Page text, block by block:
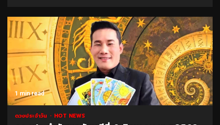
1 min read
ดวงประจำวัน HOT NEWS